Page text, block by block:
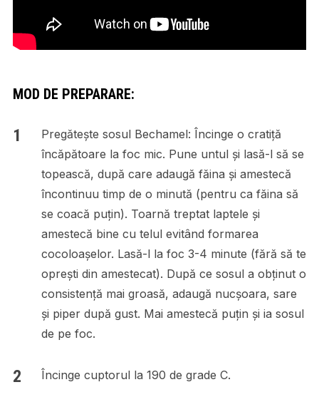
MOD DE PREPARARE:
Pregătește sosul Bechamel: Încinge o cratiță
încăpătoare la foc mic. Pune untul și lasă-l să se
topească, după care adaugă făina și amestecă
încontinuu timp de o minută (pentru ca făina să
se coacă puțin). Toarnă treptat laptele și
amestecă bine cu telul evitând formarea
cocoloașelor. Lasă-l la foc 3-4 minute (fără să te
oprești din amestecat). După ce sosul a obținut o
consistență mai groasă, adaugă nucșoara, sare
și piper după gust. Mai amestecă puțin și ia sosul
de pe foc.
Încinge cuptorul la 190 de grade C.